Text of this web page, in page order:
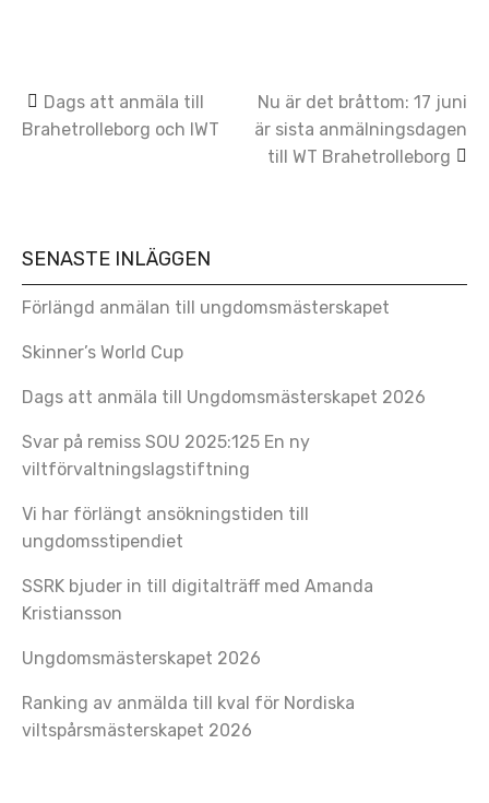
Post
navigation
Dags att anmäla till
Brahetrolleborg och IWT
Nu är det bråttom: 17 juni
är sista anmälningsdagen
till WT Brahetrolleborg
SENASTE INLÄGGEN
Förlängd anmälan till ungdomsmästerskapet
Skinner’s World Cup
Dags att anmäla till Ungdomsmästerskapet 2026
Svar på remiss SOU 2025:125 En ny
viltförvaltningslagstiftning
Vi har förlängt ansökningstiden till
ungdomsstipendiet
SSRK bjuder in till digitalträff med Amanda
Kristiansson
Ungdomsmästerskapet 2026
Ranking av anmälda till kval för Nordiska
viltspårsmästerskapet 2026